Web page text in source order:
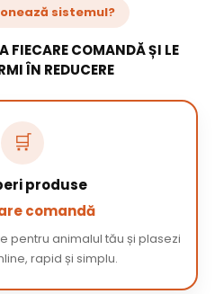
sistemul?
FIECARE COMANDĂ ȘI LE
ÎN REDUCERE
🛒
produse
comandă
pentru animalul tău și plasezi
rapid și simplu.